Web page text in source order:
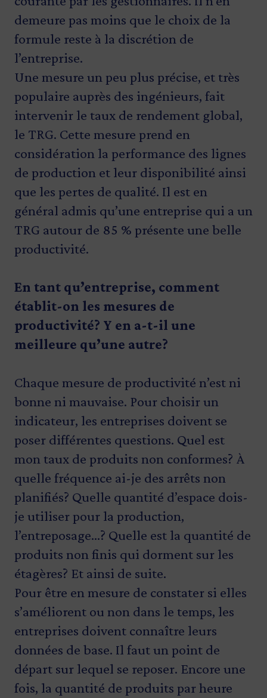
demeure pas moins que le choix de la
formule reste à la discrétion de
l’entreprise.
Une mesure un peu plus précise, et très
populaire auprès des ingénieurs, fait
intervenir le taux de rendement global,
le TRG. Cette mesure prend en
considération la performance des lignes
de production et leur disponibilité ainsi
que les pertes de qualité. Il est en
général admis qu’une entreprise qui a un
TRG autour de 85 % présente une belle
productivité.
En tant qu’entreprise, comment
établit-on les mesures de
productivité? Y en a-t-il une
meilleure qu’une autre?
Chaque mesure de productivité n’est ni
bonne ni mauvaise. Pour choisir un
indicateur, les entreprises doivent se
poser différentes questions. Quel est
mon taux de produits non conformes? À
quelle fréquence ai-je des arrêts non
planifiés? Quelle quantité d’espace dois-
je utiliser pour la production,
l’entreposage…? Quelle est la quantité de
produits non finis qui dorment sur les
étagères? Et ainsi de suite.
Pour être en mesure de constater si elles
s’améliorent ou non dans le temps, les
entreprises doivent connaître leurs
données de base. Il faut un point de
départ sur lequel se reposer. Encore une
fois, la quantité de produits par heure